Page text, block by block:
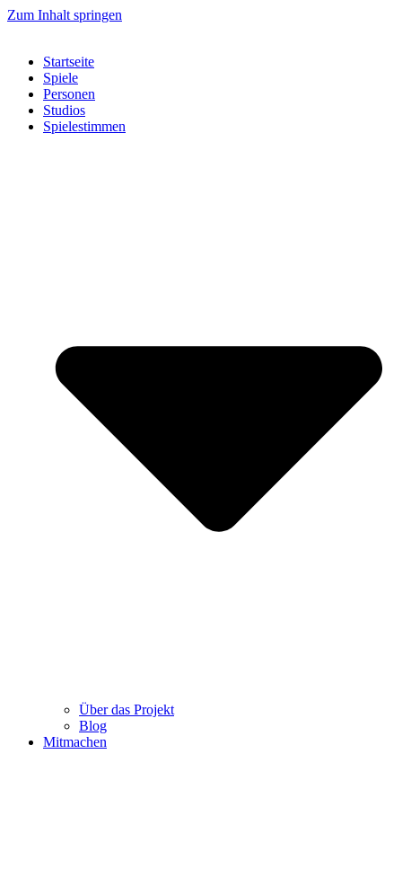
Zum Inhalt springen
Startseite
Spiele
Personen
Studios
Spielestimmen
Über das Projekt
Blog
Mitmachen